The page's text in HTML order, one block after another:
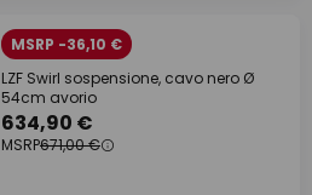
MSRP -36,10 €
LZF Swirl sospensione, cavo nero Ø
54cm avorio
634,90 €
MSRP671,00 €